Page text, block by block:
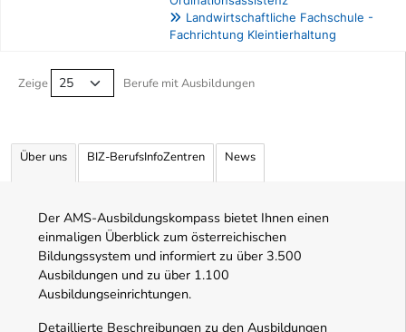
Landwirtschaftliche Fachschule -
Fachrichtung Kleintierhaltung
Zeige Berufe mit Ausbildungen
Über uns BIZ-BerufsInfoZentren News
Der AMS-Ausbildungskompass bietet Ihnen einen
einmaligen Überblick zum österreichischen
Bildungssystem und informiert zu über 3.500
Ausbildungen und zu über 1.100
Ausbildungseinrichtungen.
Detaillierte Beschreibungen zu den Ausbildungen